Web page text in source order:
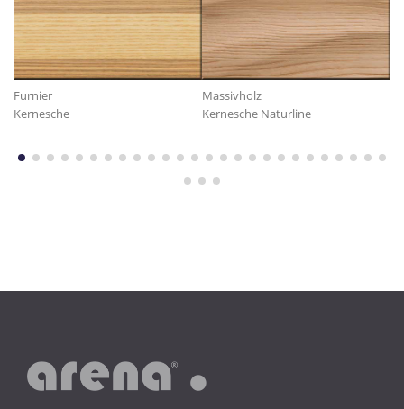
Furnier
Kernesche
Massivholz
Kernesche Naturline